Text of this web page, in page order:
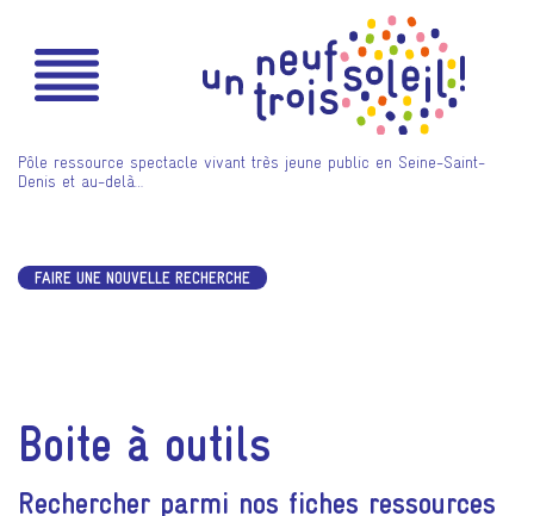
Pôle ressource spectacle vivant très jeune public en Seine-Saint-
Denis et au-delà…
FAIRE UNE NOUVELLE RECHERCHE
Boite à outils
Rechercher parmi nos fiches ressources